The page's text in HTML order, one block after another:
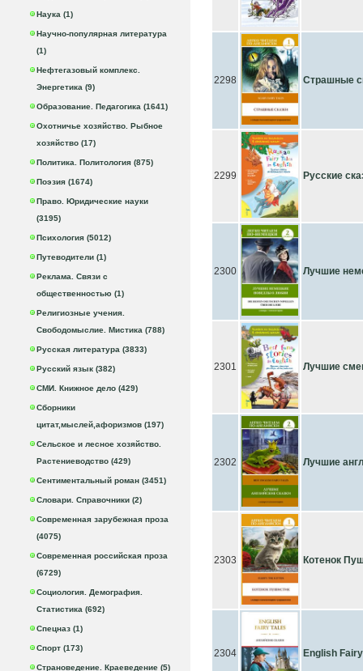
Наука (1)
Научно-популярная литература
(1)
Нефтегазовый комплекс.
Энергетика (9)
Образование. Педагогика (1641)
Охотничье хозяйство. Рыбное
хозяйство (17)
Политика. Политология (875)
Поэзия (1674)
Право. Юридические науки
(3195)
Психология (5012)
Путеводители (1)
Реклама. Связи с
общественностью (1)
Религиозные учения.
Свободомыслие. Мистика (788)
Русская литература (3833)
Русский язык (382)
СМИ. Книжное дело (429)
Сборники
цитат,мыслей,афоризмов (197)
Сельское и лесное хозяйство.
Растениеводство (429)
Сентиментальный роман (3451)
Словари. Справочники (2)
Современная зарубежная проза
(4075)
Современная российская проза
(6729)
Социология. Демография.
Статистика (692)
Спецназ (1)
Спорт (173)
Страноведение. Краеведение (5)
2298 Страшные
2299 Русские
2300 Лучшие
2301 Лучшие
2302 Лучшие
2303 Котенок
2304 English